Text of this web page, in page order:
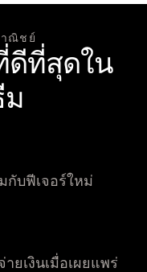
าณิชย์
ดีที่สุดใน
ม
กับฟีเจอร์ใหม่
ยเงินเมื่อเผยแพร่